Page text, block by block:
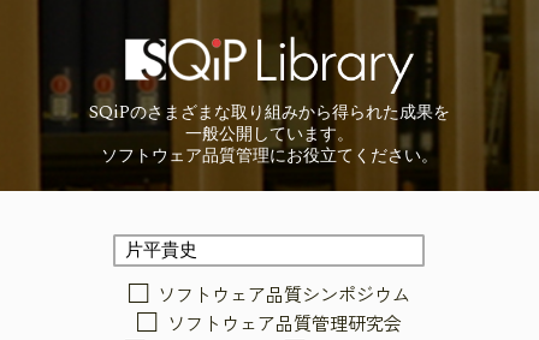
SQiPのさまざまな取り組みから得られた成果を
一般公開しています。
ソフトウェア品質管理にお役立てください。
ソフトウェア品質シンポジウム
ソフトウェア品質管理研究会